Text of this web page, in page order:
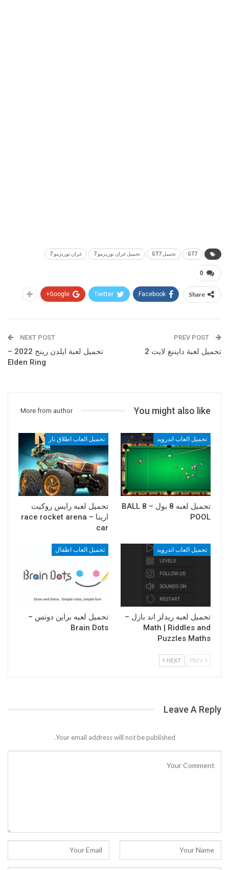
GT7 تحميل GT7 تحميل غران توريزمو 7 غران توريزمو 7
0
Share
Facebook
Twitter
Google+
تحميل لعبة دايننغ لايت 2
NEXT POST
تحميل لعبة ايلدن رينج 2022 –
Elden Ring
You might also like
More from author
تحميل العاب اندرويد
تحميل لعبه 8 بول – 8 BALL
POOL
تحميل العاب اطلاق نار
تحميل لعبه رايس روكيت
ارينا – race rocket arena
car
تحميل العاب اندرويد
تحميل لعبه ريدلز اند بازل –
Math | Riddles and
Puzzles Maths
تحميل العاب اطفال
تحميل لعبه براين دوتس –
Brain Dots
NEXT
Leave A Reply
Your email address will not be published.